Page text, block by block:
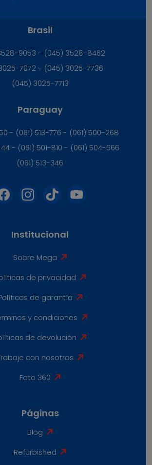
Brasil
9053 - (045) 3528-8462
7072 - (045) 3025-7736
(045) 3025-7713
Paraguay
- (061) 513-776 - (061) 500-268
- (061) 501-810 - (061) 504-666
(061) 513-346
Institucional
Sobre Mega
de privacidad
de garantía
y condiciones
de devolución
con nosotros
Foto 360
Páginas
Blog
Refurbished